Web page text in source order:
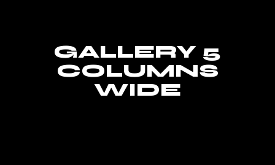
GALLERY 5
COLUMNS
WIDE